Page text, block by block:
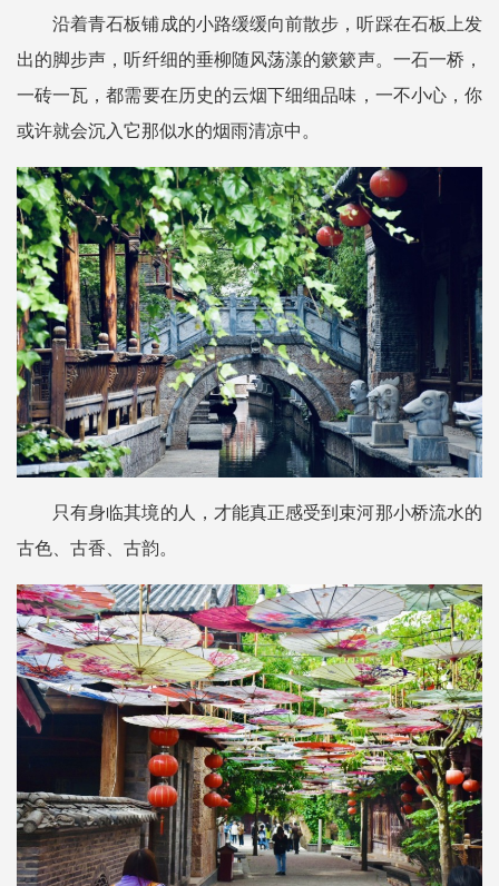
沿着青石板铺成的小路缓缓向前散步，听踩在石板上发
出的脚步声，听纤细的垂柳随风荡漾的簌簌声。 一石一桥，
一砖一瓦，都需要在历史的云烟下细细品味，一不小心，你
或许就会沉入它那似水的烟雨清凉中。
只有身临其境的人，才能真正感受到束河那小桥流水的
古色、古香、古韵。